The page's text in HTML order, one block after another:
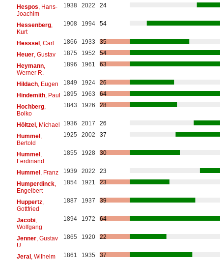
Hespos , Hans-
Joachim
1938 2022 24
Hessenberg,
Kurt
1908 1994 54
Hesssel, Carl 1866 1933
35
Heuer, Gustav 1875 1952
54
Heymann,
Werner R.
1896 1961 63
Hildach, Eugen 1849 1924
26
Hindemith, Paul 1895 1963
64
Hochberg,
Bolko
1843 1926 28
Höltzel, Michael 1936 2017
26
Hummel,
Bertold
1925 2002 37
Hummel,
Ferdinand
1855 1928 30
Hummel, Franz 1939 2022
23
Humperdinck,
Engelbert
1854 1921 23
Huppertz,
Gottfried
1887 1937 39
Jacobi,
Wolfgang
1894 1972 64
Jenner, Gustav
U.
1865 1920 22
Jeral, Wilhelm 1861 1935
37